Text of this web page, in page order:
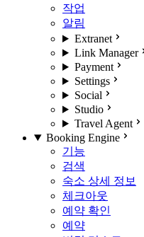
작업
알림
Extranet
Link Manager
Payment
Settings
Social
Studio
Travel Agent
Booking Engine
기능
검색
숙소 상세 정보
체크아웃
예약 확인
예약